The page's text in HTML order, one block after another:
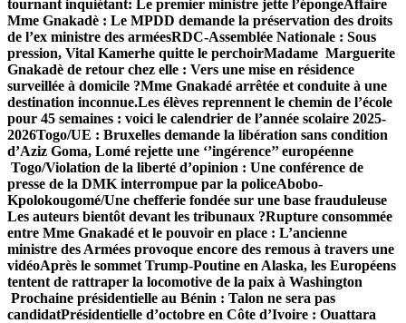
tournant inquiétant: Le premier ministre jette l’épongeAffaire
Mme Gnakadè : Le MPDD demande la préservation des droits
de l’ex ministre des arméesRDC-Assemblée Nationale : Sous
pression, Vital Kamerhe quitte le perchoirMadame Marguerite
Gnakadè de retour chez elle : Vers une mise en résidence
surveillée à domicile ?Mme Gnakadé arrêtée et conduite à une
destination inconnue.Les élèves reprennent le chemin de l’école
pour 45 semaines : voici le calendrier de l’année scolaire 2025-
2026Togo/UE : Bruxelles demande la libération sans condition
d’Aziz Goma, Lomé rejette une ‘’ingérence’’ européenne
Togo/Violation de la liberté d’opinion : Une conférence de
presse de la DMK interrompue par la policeAbobo-
Kpolokougomé/Une chefferie fondée sur une base frauduleuse
Les auteurs bientôt devant les tribunaux ?Rupture consommée
entre Mme Gnakadé et le pouvoir en place : L’ancienne
ministre des Armées provoque encore des remous à travers une
vidéoAprès le sommet Trump-Poutine en Alaska, les Européens
tentent de rattraper la locomotive de la paix à Washington
Prochaine présidentielle au Bénin : Talon ne sera pas
candidatPrésidentielle d’octobre en Côte d’Ivoire : Ouattara